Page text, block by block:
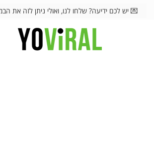
💌 יש לכם ידיעה? שלחו לנו, ואולי ניתן לזה את